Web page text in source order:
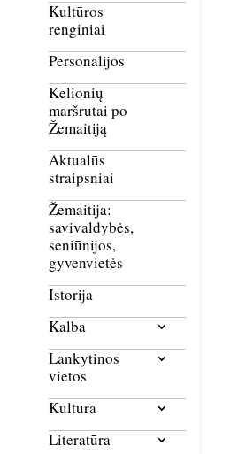
Kultūros
renginiai
Personalijos
Kelionių
maršrutai po
Žemaitiją
Aktualūs
straipsniai
Žemaitija:
savivaldybės,
seniūnijos,
gyvenvietės
Istorija
Kalba
Lankytinos
vietos
Kultūra
Literatūra